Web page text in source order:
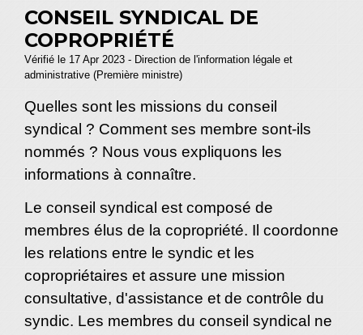
CONSEIL SYNDICAL DE
COPROPRIÉTÉ
Vérifié le 17 Apr 2023 - Direction de l'information légale et
administrative (Première ministre)
Quelles sont les missions du conseil
syndical ? Comment ses membre sont-ils
nommés ? Nous vous expliquons les
informations à connaître.
Le conseil syndical est composé de
membres élus de la copropriété. Il coordonne
les relations entre le syndic et les
copropriétaires et assure une mission
consultative, d'assistance et de contrôle du
syndic. Les membres du conseil syndical ne